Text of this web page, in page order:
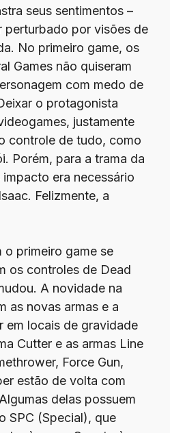
seus sentimentos –
perturbado por visões de
No primeiro game, os
Games não quiseram
com medo de
o protagonista
justamente
controle de tudo, como
Porém, para a trama da
era necessário
Felizmente, a
o primeiro game se
os controles de Dead
A novidade na
as novas armas e a
em locais de gravidade
Cutter e as armas Line
Force Gun,
estão de volta com
delas possuem
SPC (Special), que